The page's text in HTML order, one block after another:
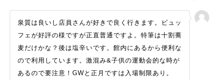
泉質は良いし店員さんが好きで良く行きます。ビュッ
フェが好評の様ですが正直普通ですよ。特筆は十割蕎
麦だけかな？後は塩辛いです。館内にあるから便利な
ので利用しています。激混み&子供の運動会的な時が
あるので要注意！GWと正月ですは入場制限あり。